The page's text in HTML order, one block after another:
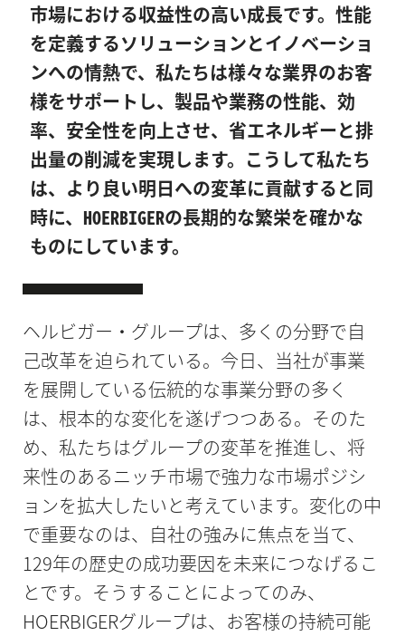
市場における収益性の高い成長です。性能
を定義するソリューションとイノベーショ
ンへの情熱で、私たちは様々な業界のお客
様をサポートし、製品や業務の性能、効
率、安全性を向上させ、省エネルギーと排
出量の削減を実現します。こうして私たち
は、より良い明日への変革に貢献すると同
時に、HOERBIGERの長期的な繁栄を確かな
ものにしています。
ヘルビガー・グループは、多くの分野で自
己改革を迫られている。今日、当社が事業
を展開している伝統的な事業分野の多く
は、根本的な変化を遂げつつある。そのた
め、私たちはグループの変革を推進し、将
来性のあるニッチ市場で強力な市場ポジシ
ョンを拡大したいと考えています。変化の中
で重要なのは、自社の強みに焦点を当て、
129年の歴史の成功要因を未来につなげるこ
とです。そうすることによってのみ、
HOERBIGERグループは、お客様の持続可能